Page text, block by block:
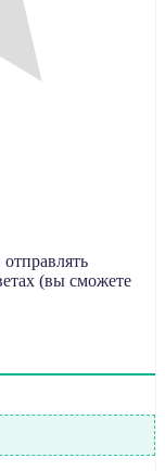
(вы cможете